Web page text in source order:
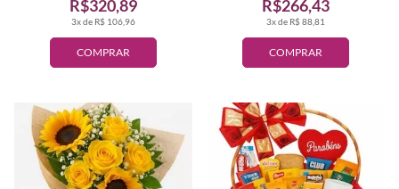
COMPRAR
3x de R$ 106,96
R$320,89
COMPRAR
3x de R$ 88,81
R$266,43